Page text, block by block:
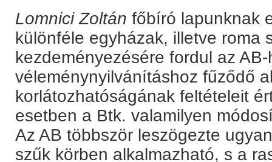
Lomnici Zoltán főbíró lapunknak
különféle egyházak, illetve roma
kezdeményezésére fordul az
véleménynyilvánításhoz fűződő
korlátozhatóságának feltételeit
esetben a Btk. valamilyen
Az AB többször leszögezte
szűk körben alkalmazható, s a